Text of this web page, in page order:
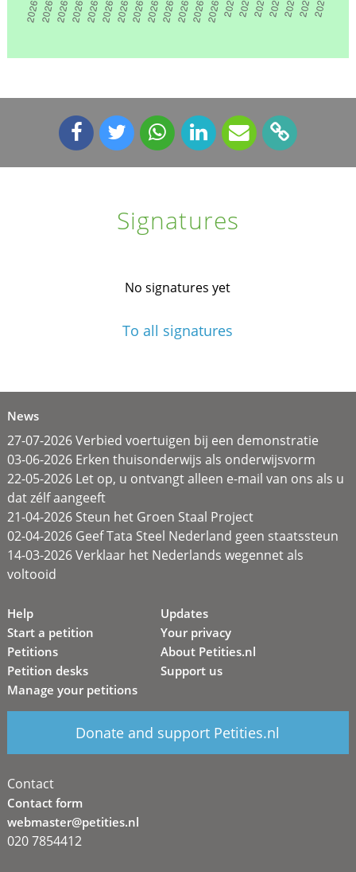
Signatures
No signatures yet
To all signatures
News
27-07-2026 Verbied voertuigen bij een demonstratie
03-06-2026 Erken thuisonderwijs als onderwijsvorm
22-05-2026 Let op, u ontvangt alleen e-mail van ons als u
dat zélf aangeeft
21-04-2026 Steun het Groen Staal Project
02-04-2026 Geef Tata Steel Nederland geen staatssteun
14-03-2026 Verklaar het Nederlands wegennet als
voltooid
Help
Start a petition
Petitions
Petition desks
Manage your petitions
Updates
Your privacy
About Petities.nl
Support us
Donate and support Petities.nl
Contact
Contact form
webmaster@petities.nl
020 7854412